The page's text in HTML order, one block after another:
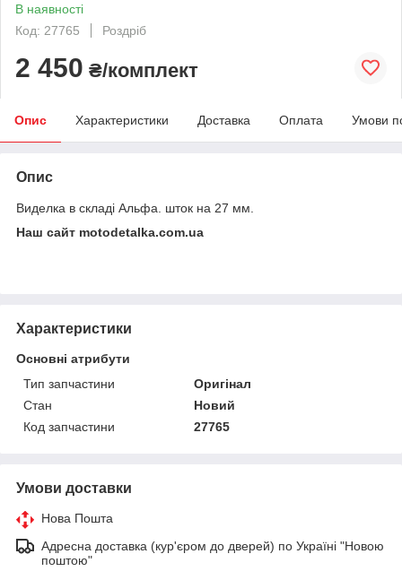
В наявності
Код: 27765
Роздріб
2 450 ₴/комплект
Опис Характеристики Доставка Оплата Умови
Опис
Виделка в складі Альфа. шток на 27 мм.
Наш сайт motodetalka.com.ua
Характеристики
Основні атрибути
Тип запчастини
Оригінал
Стан
Новий
Код запчастини
27765
Умови доставки
Нова Пошта
Адресна доставка (кур'єром до дверей) по Україні "Новою
поштою"